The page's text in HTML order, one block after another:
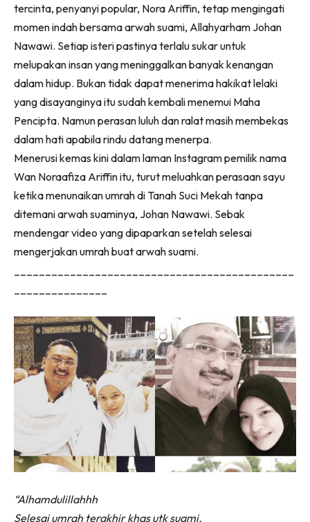
tercinta, penyanyi popular, Nora Ariffin, tetap mengingati
momen indah bersama arwah suami, Allahyarham Johan
Nawawi. Setiap isteri pastinya terlalu sukar untuk
melupakan insan yang meninggalkan banyak kenangan
dalam hidup. Bukan tidak dapat menerima hakikat lelaki
yang disayanginya itu sudah kembali menemui Maha
Pencipta. Namun perasan luluh dan ralat masih membekas
dalam hati apabila rindu datang menerpa.
Menerusi kemas kini dalam laman Instagram pemilik nama
Wan Noraafiza Ariffin itu, turut meluahkan perasaan sayu
ketika menunaikan umrah di Tanah Suci Mekah tanpa
ditemani arwah suaminya, Johan Nawawi. Sebak
mendengar video yang dipaparkan setelah selesai
mengerjakan umrah buat arwah suami.
“Alhamdulillahhh
Selesai umrah terakhir khas utk suami.